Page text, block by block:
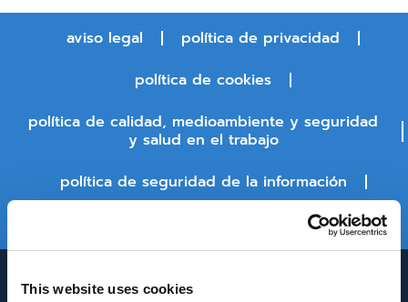
This website uses cookies
aviso legal
política de privacidad
política de cookies
política de calidad, medioambiente y seguridad
y salud en el trabajo
política de seguridad de la información